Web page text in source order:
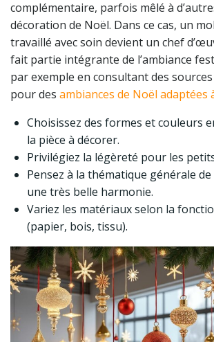
complémentaire, parfois mêlé à
décoration de Noël. Dans ce cas, un
travaillé avec soin devient un chef
fait partie intégrante de l’ambiance
par exemple en consultant des
pour des ambiances de Noël adaptées
Choisissez des formes et couleurs
la pièce à décorer.
Privilégiez la légèreté pour les
Pensez à la thématique générale
une très belle harmonie.
Variez les matériaux selon la
(papier, bois, tissu).